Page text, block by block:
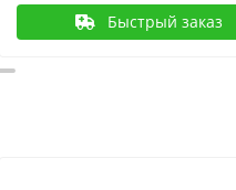
Быстрый заказ